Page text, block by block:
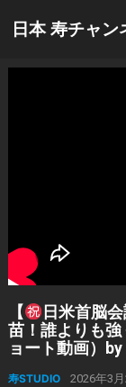
日本 寿チャン
【
日米首脳
苗！誰よりも
ョート動画）by
寿STUDIO 2026年3月